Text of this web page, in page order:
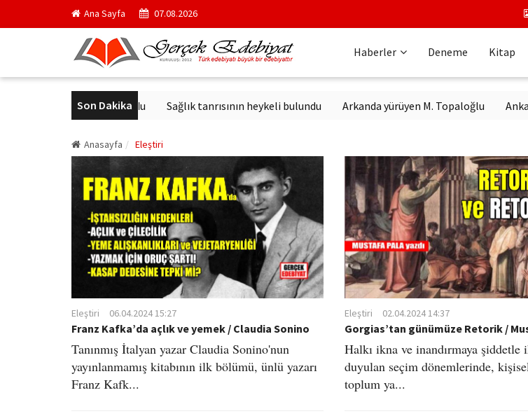
Ana Sayfa 07.08.2026
Haberler Deneme Kitap
Son Dakika
kurul başkanı oldu Sağlık tanrısının heykeli bulundu Arkanda yürüyen M. Topaloğlu Ankara
Anasayfa Eleştiri
Eleştiri 06.04.2024 15:27
Franz Kafka’da açlık ve yemek / Claudia Sonino
Tanınmış İtalyan yazar Claudia Sonino'nun
yayınlanmamış kitabının ilk bölümü, ünlü yazarı
Franz Kafk...
Eleştiri 02.04.2024 14:37
Gorgias’tan günümüze Retorik /
Halkı ikna ve inandırmaya şiddetle
duyulan seçim dönemlerinde, kişisel
toplum ya...